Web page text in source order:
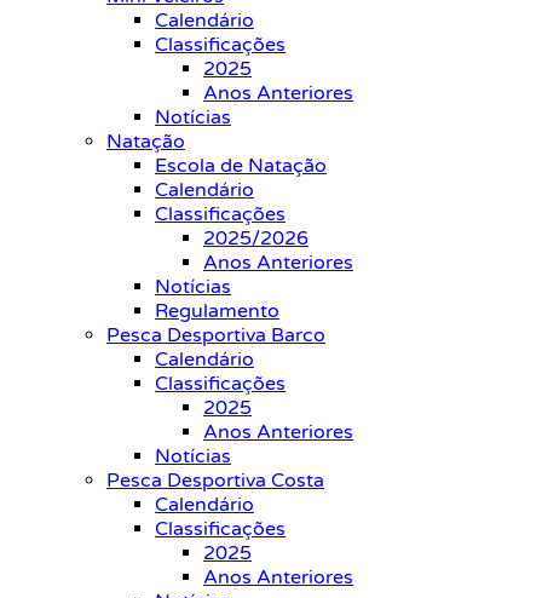
Calendário
Classificações
2025
Anos Anteriores
Notícias
Natação
Escola de Natação
Calendário
Classificações
2025/2026
Anos Anteriores
Notícias
Regulamento
Pesca Desportiva Barco
Calendário
Classificações
2025
Anos Anteriores
Notícias
Pesca Desportiva Costa
Calendário
Classificações
2025
Anos Anteriores